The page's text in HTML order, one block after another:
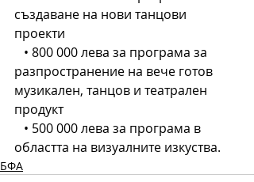
създаване на нови танцови
проекти
• 800 000 лева за програма за
разпространение на вече готов
музикален, танцов и театрален
продукт
• 500 000 лева за програма в
областта на визуалните изкуства.
БФА